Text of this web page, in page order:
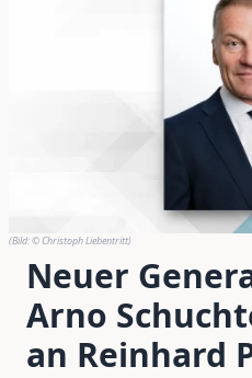
(Bild:© Christoph Liebentritt)
Neuer
Arno
an Reinhard